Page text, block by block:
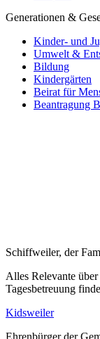
Generationen &
Kinder- und
Umwelt &
Bildung
Kindergärten
Beirat für
Beantragung
Schiffweiler, der
Alles Relevante
Tagesbetreuung
Kidsweiler
Ehrenbürger der